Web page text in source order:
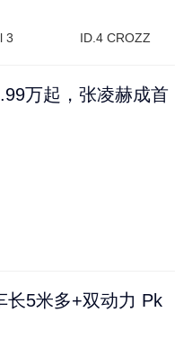
3 ID.4 CROZZ
万起，张凌赫成首
长5米多+双动力 Pk